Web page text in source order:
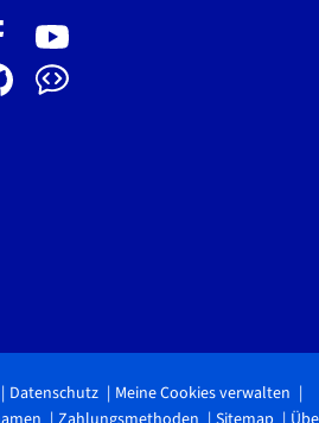
Datenschutz
Meine Cookies verwalten